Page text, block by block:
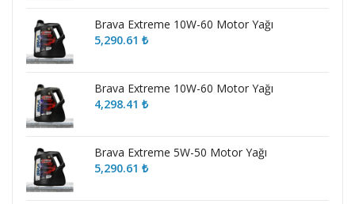
Brava Extreme 10W-60 Motor Yağı
5,290.61₺
Brava Extreme 10W-60 Motor Yağı
4,298.41₺
Brava Extreme 5W-50 Motor Yağı
5,290.61₺